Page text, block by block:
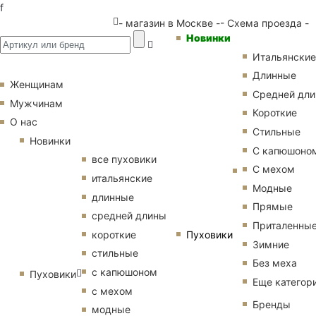
f
- магазин в Москве -- Схема проезда -
Новинки
Пуховики
Итальянские
Длинные
Средней
Короткие
Стильные
С
С мехом
Модные
Прямые
Зимние
Без меха
Еще
Бренды
Женщинам
Мужчинам
О нас
Новинки
Пуховики
все пуховики
итальянские
длинные
средней длины
короткие
стильные
с капюшоном
с мехом
модные